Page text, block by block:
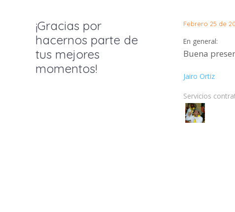
¡Gracias por
hacernos parte de
tus mejores
momentos!
Febrero 25 de
En general:
Buena
Jairo Ortiz
Servicios